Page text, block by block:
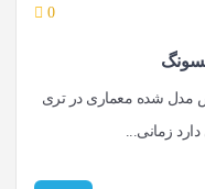
0
مدل شده معماری در تری
زمانی...